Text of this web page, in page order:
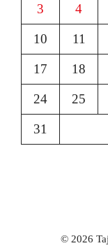
3 4
10 11
17 18
24 25
31
© 2026